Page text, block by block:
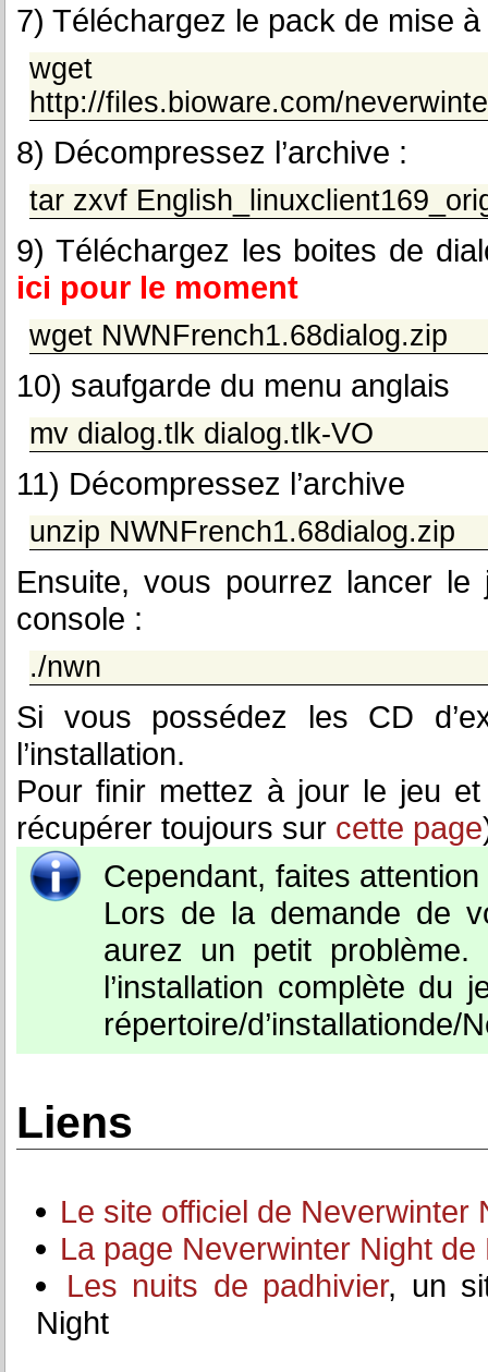
7) Téléchargez le pack de mise
wget
http://files.bioware.com/
8) Décompressez l’archive :
tar zxvf
9) Téléchargez les boites de
ici pour le moment
wget NWNFrench1.68dialog.zip
10) saufgarde du menu anglais
mv dialog.tlk dialog.tlk-VO
11) Décompressez l’archive
unzip NWNFrench1.68dialog.zip
Ensuite, vous pourrez lancer
console :
./nwn
Si vous possédez les CD
l’installation.
Pour finir mettez à jour le jeu
récupérer toujours sur cette page
Cependant, faites
Lors de la demande de
aurez un petit problème.
l’installation complète du
répertoire/d’installationde/
Liens
Le site officiel de Neverwinter
La page Neverwinter Night de
Les nuits de padhivier, un
Night